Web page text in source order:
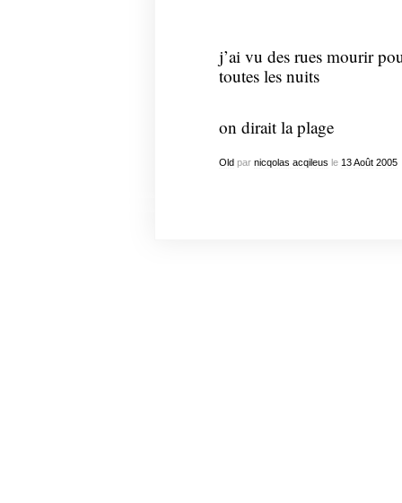
j’ai vu des rues mourir
toutes les nuits
on dirait la plage
Oldpar nicqolas acqileus le 13 Août 2005